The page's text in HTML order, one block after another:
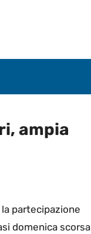
ampia
partecipazione
domenica scorsa